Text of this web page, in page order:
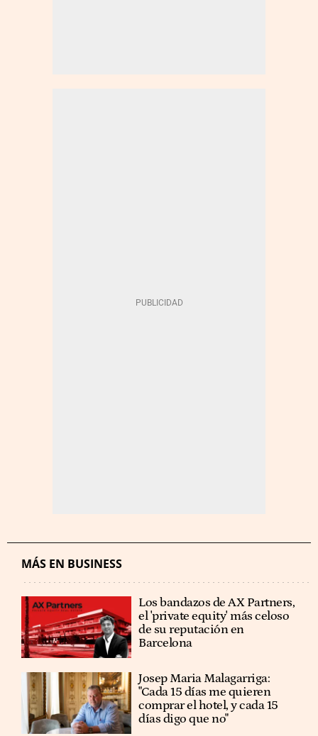
MÁS EN BUSINESS
Los bandazos de AX Partners,
el 'private equity' más celoso
de su reputación en
Barcelona
​​Josep Maria Malagarriga:
"Cada 15 días me quieren
comprar el hotel, y cada 15
días digo que no"